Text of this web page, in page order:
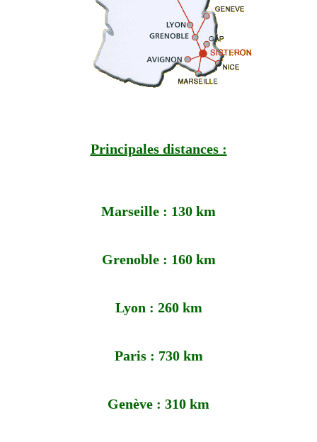
Principales distances :
Marseille : 130 km
Grenoble : 160 km
Lyon : 260 km
Paris : 730 km
Genève : 310 km